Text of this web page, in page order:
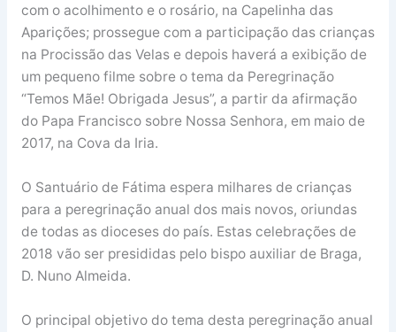
com o acolhimento e o rosário, na Capelinha das
Aparições; prossegue com a participação das crianças
na Procissão das Velas e depois haverá a exibição de
um pequeno filme sobre o tema da Peregrinação
“Temos Mãe! Obrigada Jesus”, a partir da afirmação
do Papa Francisco sobre Nossa Senhora, em maio de
2017, na Cova da Iria.
O Santuário de Fátima espera milhares de crianças
para a peregrinação anual dos mais novos, oriundas
de todas as dioceses do país. Estas celebrações de
2018 vão ser presididas pelo bispo auxiliar de Braga,
D. Nuno Almeida.
O principal objetivo do tema desta peregrinação anual